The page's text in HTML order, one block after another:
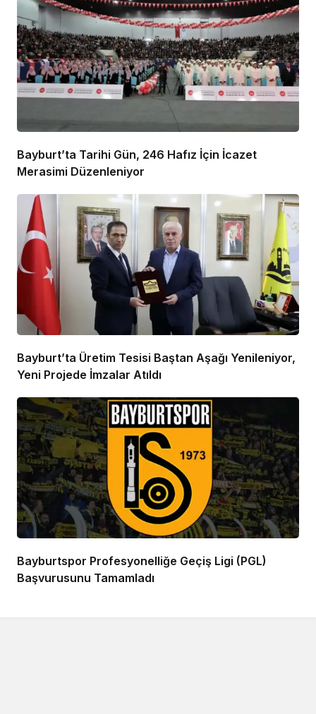
Bayburt’ta Tarihi Gün, 246 Hafız İçin İcazet
Merasimi Düzenleniyor
Bayburt’ta Üretim Tesisi Baştan Aşağı Yenileniyor,
Yeni Projede İmzalar Atıldı
Bayburtspor Profesyonelliğe Geçiş Ligi (PGL)
Başvurusunu Tamamladı